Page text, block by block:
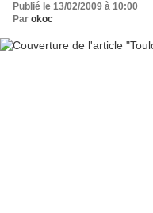
Publié le 13/02/2009 à 10:00
Par okoc